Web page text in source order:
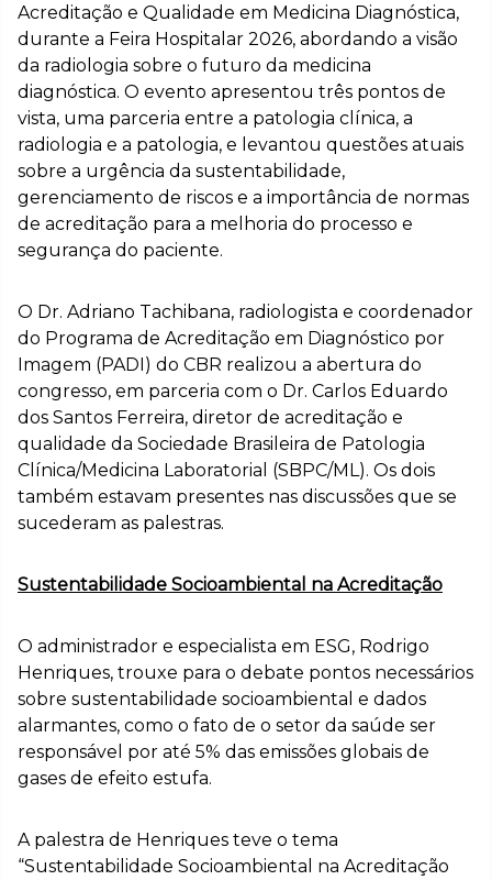
Acreditação e Qualidade em Medicina Diagnóstica,
durante a Feira Hospitalar 2026, abordando a visão
da radiologia sobre o futuro da medicina
diagnóstica. O evento apresentou três pontos de
vista, uma parceria entre a patologia clínica, a
radiologia e a patologia, e levantou questões atuais
sobre a urgência da sustentabilidade,
gerenciamento de riscos e a importância de normas
de acreditação para a melhoria do processo e
segurança do paciente.
O Dr. Adriano Tachibana, radiologista e coordenador
do Programa de Acreditação em Diagnóstico por
Imagem (PADI) do CBR realizou a abertura do
congresso, em parceria com o Dr. Carlos Eduardo
dos Santos Ferreira, diretor de acreditação e
qualidade da Sociedade Brasileira de Patologia
Clínica/Medicina Laboratorial (SBPC/ML). Os dois
também estavam presentes nas discussões que se
sucederam as palestras.
Sustentabilidade Socioambiental na Acreditação
O administrador e especialista em ESG, Rodrigo
Henriques, trouxe para o debate pontos necessários
sobre sustentabilidade socioambiental e dados
alarmantes, como o fato de o setor da saúde ser
responsável por até 5% das emissões globais de
gases de efeito estufa.
A palestra de Henriques teve o tema
“Sustentabilidade Socioambiental na Acreditação